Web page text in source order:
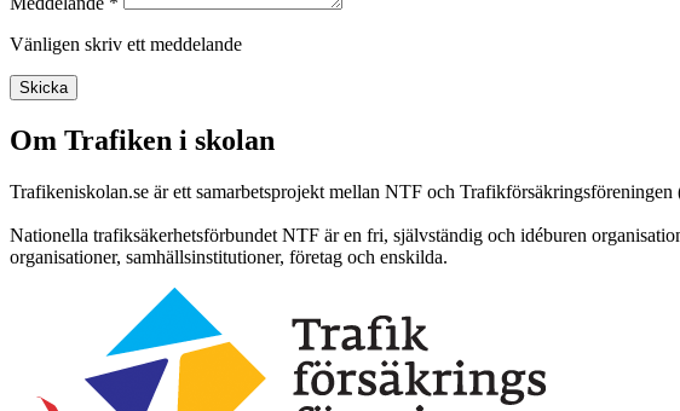
Vänligen skriv ett meddelande
Skicka
Om Trafiken i skolan
Trafikeniskolan.se är ett samarbetsprojekt mellan NTF och Trafikförsäkringsföreningen
Nationella trafiksäkerhetsförbundet NTF är en fri, självständig och idéburen
organisationer, samhällsinstitutioner, företag och enskilda.